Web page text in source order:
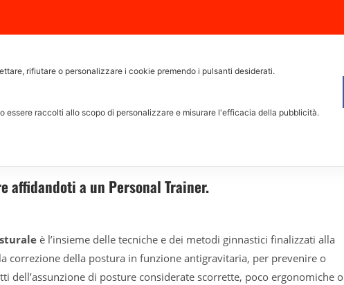
a un Personal Trainer.
è l’insieme delle tecniche e dei metodi ginnastici finalizzati alla
correzione della postura in funzione antigravitaria, per prevenire o
dell’assunzione di posture considerate scorrette, poco ergonomiche o
rifiutare o personalizzare i cookie premendo i pulsanti desiderati.
essere raccolti allo scopo di personalizzare e misurare l'efficacia della pubblicità.